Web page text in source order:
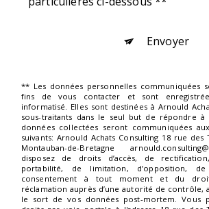
Envoyer
** Les données personnelles communiquées
fins de vous contacter et sont
informatisé. Elles sont destinées à Arnould
sous-traitants dans le seul but de répondre à
données collectées seront communiquées
suivants: Arnould Achats Consulting 18 rue des
Montauban-de-Bretagne
disposez de droits d’accès, de
portabilité, de limitation, d’opposition,
consentement à tout moment et du
réclamation auprès d’une autorité de contrôle,
le sort de vos données post-mortem. Vous